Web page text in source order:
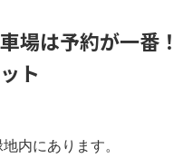
場は予約が一番！
ト
内にあります。